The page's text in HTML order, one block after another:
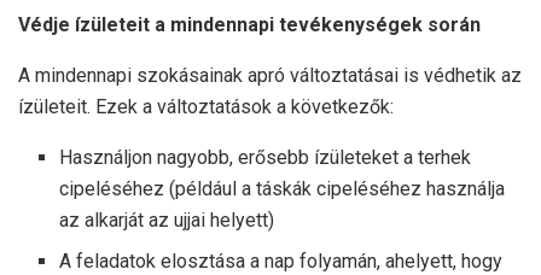
Védje ízületeit a mindennapi tevékenységek során
A mindennapi szokásainak apró változtatásai is védhetik az
ízületeit. Ezek a változtatások a következők:
Használjon nagyobb, erősebb ízületeket a terhek
cipeléséhez (például a táskák cipeléséhez használja
az alkarját az ujjai helyett)
A feladatok elosztása a nap folyamán, ahelyett, hogy